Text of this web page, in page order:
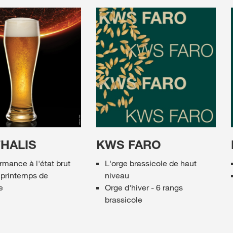
à l'état brut
de
KWS FARO
L'orge brassicole de haut
niveau
Orge d'hiver - 6 rangs
brassicole